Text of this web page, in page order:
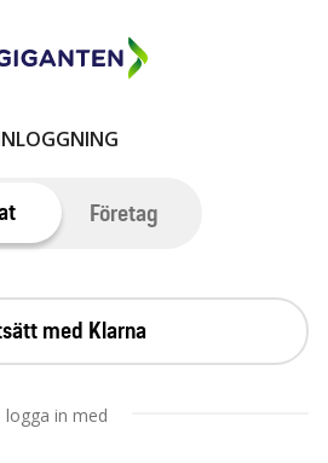
Företag
med Klarna
logga in med